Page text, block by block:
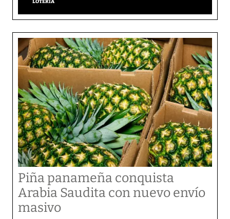
LOTERÍA
Piña panameña conquista
Arabia Saudita con nuevo envío
masivo